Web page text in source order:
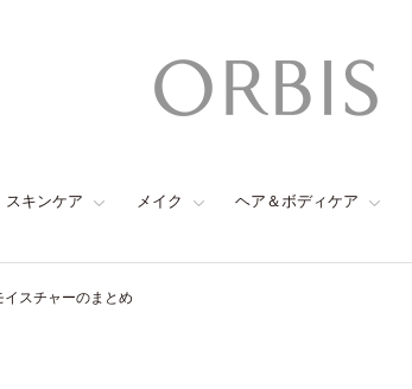
スキンケア メイク ヘア＆ボディケア
スチャーのまとめ